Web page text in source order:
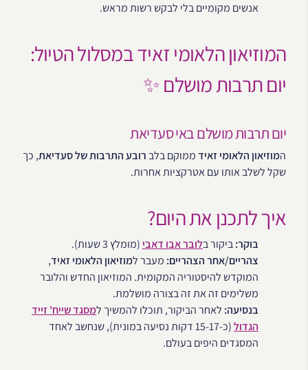
אנשים מקומיים בלי לבקש רשות מראש.
המוזיאון הלאומי זאיד במסלול הטיול:
יום תרבות מושלם ✨
יום תרבות מושלם באי סעדיאת
המוזיאון הלאומי זאידממוקם בלברובע התרבות של סעדיאת, כך
שקל לשלב אותו עם אטרקציות אחרות.
איך לתכנן את היום?
בוקר:ביקור בלובר אבו דאבי (מומלץ 3 שעות).
צהריים/אחר הצהריים: מעבר למוזיאון הלאומי זאיד,
המוקדש להיסטוריה המקומית. המוזיאון החדש והלובר
משלימים זה את זה בצורה מושלמת.
בנסיעה: לאחר הביקור, תוכלו להמשיך למסגד שייח' זייד
הגדול
(כ-15-17 דקות נסיעה במונית), שנחשב לאחד
המסגדים היפים בעולם.